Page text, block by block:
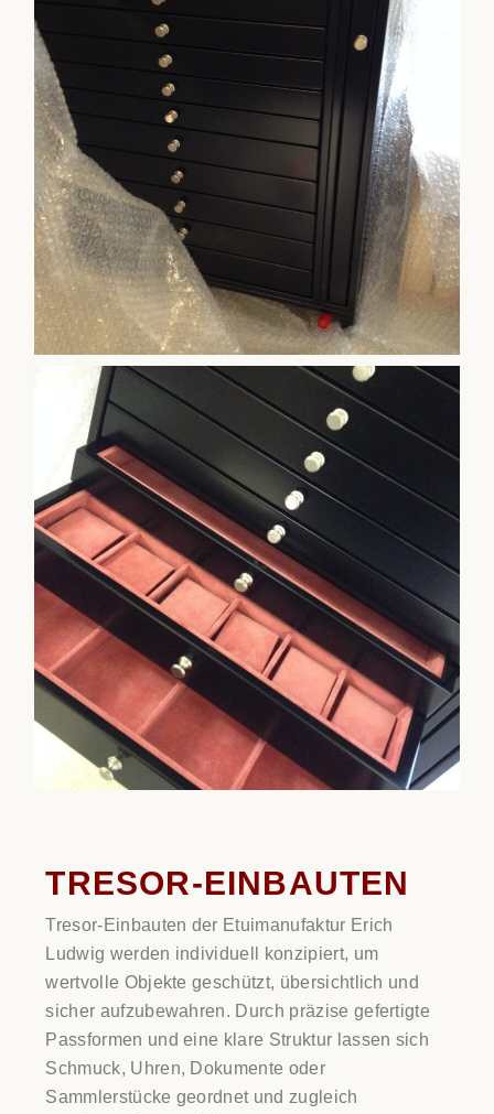
TRESOR-EINBAUTEN
Tresor-Einbauten der Etuimanufaktur Erich
Ludwig werden individuell konzipiert, um
wertvolle Objekte geschützt, übersichtlich und
sicher aufzubewahren. Durch präzise gefertigte
Passformen und eine klare Struktur lassen sich
Schmuck, Uhren, Dokumente oder
Sammlerstücke geordnet und zugleich